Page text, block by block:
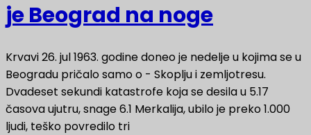
je Beograd na noge
Krvavi 26. jul 1963. godine doneo je nedelje u kojima se u
Beogradu pričalo samo o - Skoplju i zemljotresu.
Dvadeset sekundi katastrofe koja se desila u 5.17
časova ujutru, snage 6.1 Merkalija, ubilo je preko 1.000
ljudi, teško povredilo tri